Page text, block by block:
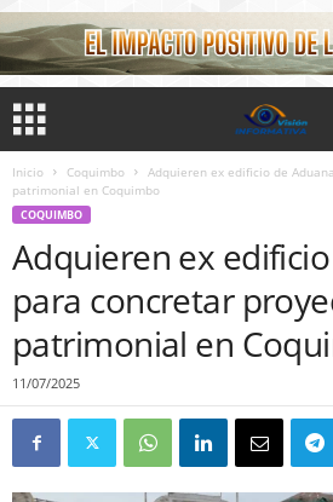
Inicio Coquimbo
Adquieren ex edificio de
patrimonial en Coquimbo
COQUIMBO
Adquieren ex
para concretar
patrimonial en
11/07/2025